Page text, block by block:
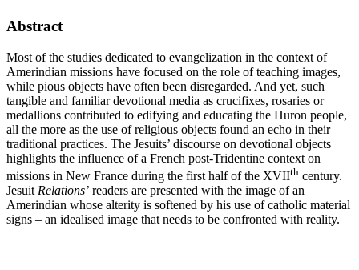
Abstract
Most of the studies dedicated to evangelization in the context of
Amerindian missions have focused on the role of teaching images,
while pious objects have often been disregarded. And yet, such
tangible and familiar devotional media as crucifixes, rosaries or
medallions contributed to edifying and educating the Huron people,
all the more as the use of religious objects found an echo in their
traditional practices. The Jesuits’ discourse on devotional objects
highlights the influence of a French post-Tridentine context on
missions in New France during the first half of the XVIIth century.
Jesuit Relations’ readers are presented with the image of an
Amerindian whose alterity is softened by his use of catholic material
signs – an idealised image that needs to be confronted with reality.